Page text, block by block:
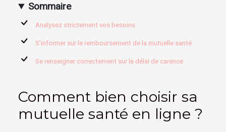
Sommaire
Analysez strictement vos besoins
S'informer sur le remboursement de la mutuelle santé
Se renseigner correctement sur le délai de carence
Comment bien choisir sa
mutuelle santé en ligne ?